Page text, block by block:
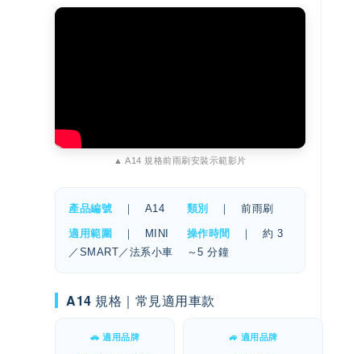
▲ A14 規格前雨刷安裝示範影片
產品編號 ｜ A14 類別 ｜ 前雨刷
適用範圍
｜ MINI
／SMART／法系小車
操作時間
｜ 約 3
～5 分鐘
A14 規格｜常見適用車款
🚗 適用品牌 🚙 適用品牌